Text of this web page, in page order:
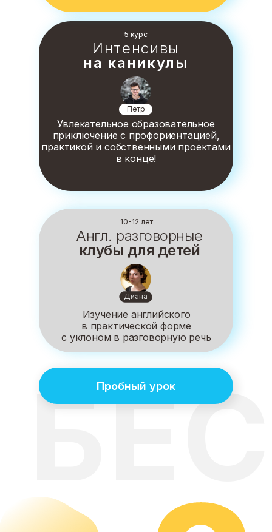
Интенсивы
на каникулы
Увлекательное образовательное
приключение с профориентацией,
практикой и собственными проектами
в конце!
5 курс
Петр
Англ. разговорные
клубы для детей
Изучение английского
в практической форме
с уклоном в разговорную речь
10-12 лет
Диана
Пробный урок